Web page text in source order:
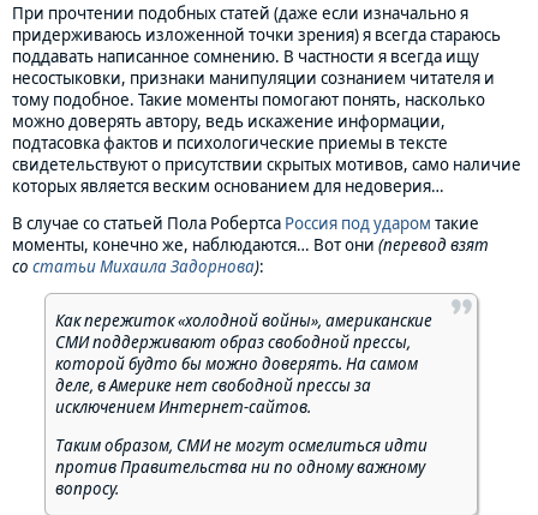
При прочтении подобных статей (даже если изначально я
придерживаюсь изложенной точки зрения) я всегда стараюсь
поддавать написанное сомнению. В частности я всегда ищу
несостыковки, признаки манипуляции сознанием читателя и
тому подобное. Такие моменты помогают понять, насколько
можно доверять автору, ведь искажение информации,
подтасовка фактов и психологические приемы в тексте
свидетельствуют о присутствии скрытых мотивов, само наличие
которых является веским основанием для недоверия…
В случае со статьей Пола Робертса Россия под ударом такие
моменты, конечно же, наблюдаются… Вот они (перевод взят
со статьи Михаила Задорнова):
Как пережиток «холодной войны», американские
СМИ поддерживают образ свободной прессы,
которой будто бы можно доверять. На самом
деле, в Америке нет свободной прессы за
исключением Интернет-сайтов.
Таким образом, СМИ не могут осмелиться идти
против Правительства ни по одному важному
вопросу.